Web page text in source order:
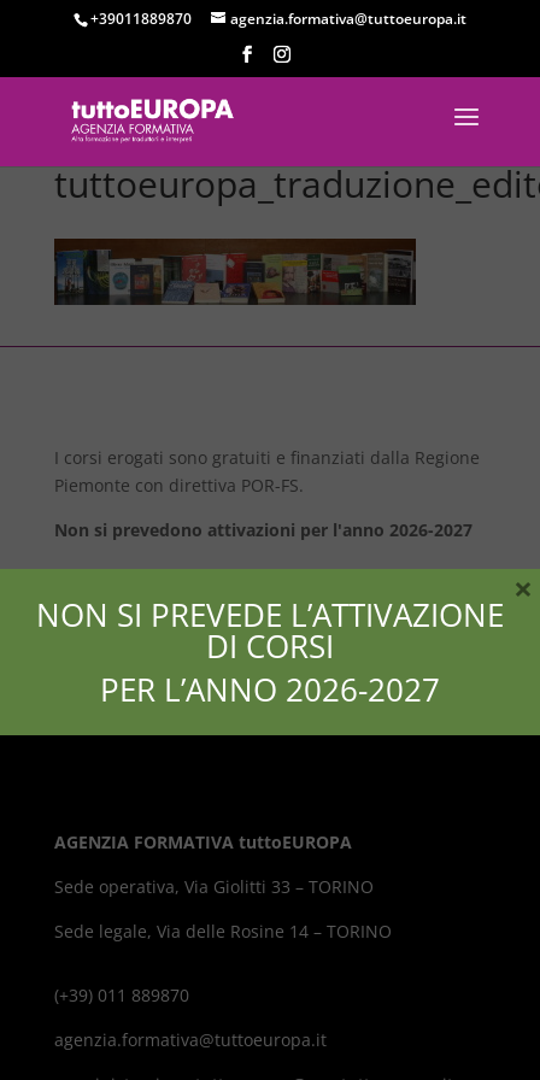
+39011889870 agenzia.formativa@tuttoeuropa.it
I corsi erogati sono gratuiti e finanziati dalla Regione
Piemonte con direttiva POR-FS.
Non si prevedono attivazioni per l'anno 2026-2027
AGENZIA FORMATIVA tuttoEUROPA
Sede operativa, Via Giolitti 33 – TORINO
Sede legale, Via delle Rosine 14 – TORINO
(+39) 011 889870
agenzia.formativa@tuttoeuropa.it
NON SI PREVEDE L’ATTIVAZIONE
DI CORSI
PER L’ANNO 2026-2027
×